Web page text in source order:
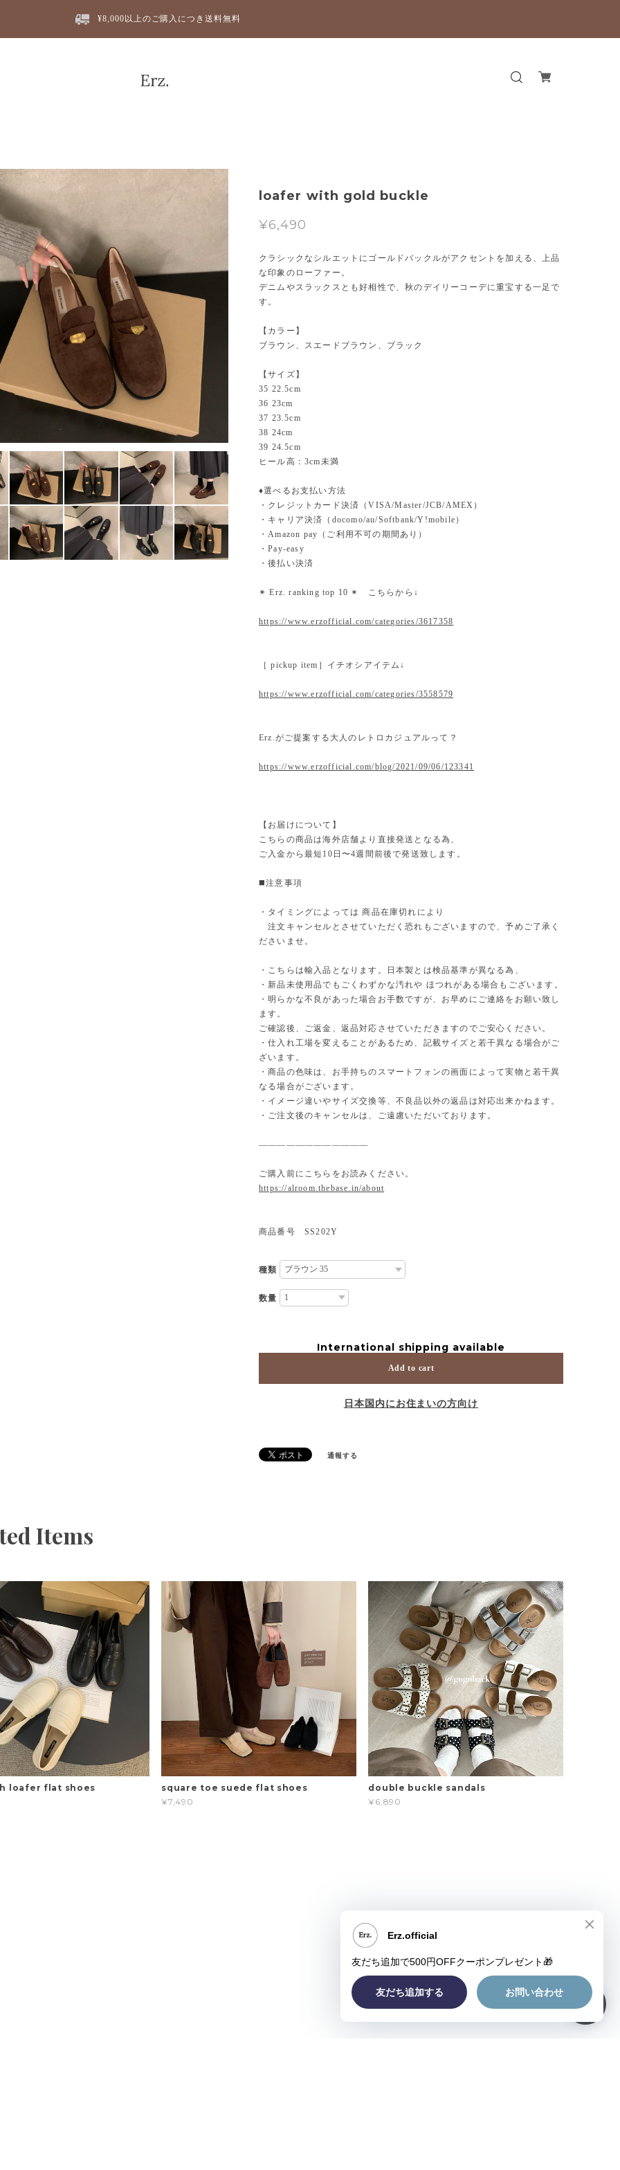
¥8,000以上のご購入につき送料無料
loafer with gold buckle
¥6,490
クラシックなシルエットにゴールドバックルがアクセントを加える、上品
な印象のローファー。
デニムやスラックスとも好相性で、秋のデイリーコーデに重宝する一足で
す。
【カラー】
ブラウン、スエードブラウン、ブラック
【サイズ】
35 22.5cm
36 23cm
37 23.5cm
38 24cm
39 24.5cm
ヒール高：3cm未満
♦︎選べるお支払い方法
・クレジットカード決済（VISA/Master/JCB/AMEX）
・キャリア決済（docomo/au/Softbank/Y!mobile）
・Amazon pay（ご利用不可の期間あり）
・Pay-easy
・後払い決済
✴︎ Erz. ranking top 10 ✴︎ こちらから↓
https://www.erzofficial.com/categories/3617358
［ pickup item］イチオシアイテム↓
https://www.erzofficial.com/categories/3558579
Erz.がご提案する大人のレトロカジュアルって？
https://www.erzofficial.com/blog/2021/09/06/123341
【お届けについて】
こちらの商品は海外店舗より直接発送となる為、
ご入金から最短10日〜4週間前後で発送致します。
◼️注意事項
・タイミングによっては 商品在庫切れにより
注文キャンセルとさせていただく恐れもございますので、予めご了承く
ださいませ。
・こちらは輸入品となります。日本製とは検品基準が異なる為、
・新品未使用品でもごくわずかな汚れや ほつれがある場合もございます。
・明らかな不良があった場合お手数ですが、お早めにご連絡をお願い致し
ます。
ご確認後、ご返金、返品対応させていただきますのでご安心ください。
・仕入れ工場を変えることがあるため、記載サイズと若干異なる場合がご
ざいます。
・商品の色味は、お手持ちのスマートフォンの画面によって実物と若干異
なる場合がございます。
・イメージ違いやサイズ交換等、不良品以外の返品は対応出来かねます。
・ご注文後のキャンセルは、ご遠慮いただいております。
————————————
ご購入前にこちらをお読みください。
https://alroom.thebase.in/about
商品番号 SS202Y
種類
数量
International shipping available
Add to cart
日本国内にお住まいの方向け
通報する
Items
loafer flat shoes
square toe suede flat shoes
¥7,490
double buckle sandals
¥6,890